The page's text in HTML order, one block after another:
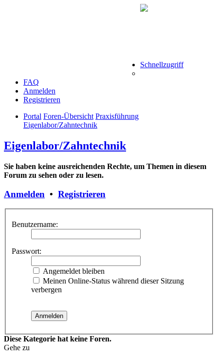
Schnellzugriff
FAQ
Anmelden
Registrieren
Portal Foren-Übersicht Praxisführung
Eigenlabor/Zahntechnik
Eigenlabor/Zahntechnik
Sie haben keine ausreichenden Rechte, um Themen in diesem
Forum zu sehen oder zu lesen.
Anmelden • Registrieren
Benutzername:
Passwort:
Angemeldet bleiben
Meinen Online-Status während dieser Sitzung
verbergen
Diese Kategorie hat keine Foren.
Gehe zu